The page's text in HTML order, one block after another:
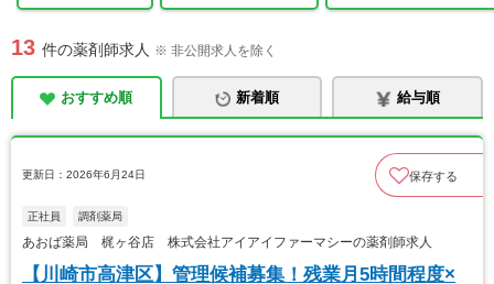
13 件の薬剤師求人 ※ 非公開求人を除く
おすすめ順 新着順 給与順
更新日：2026年6月24日 保存する
正社員 調剤薬局
あおば薬局 梶ヶ谷店 株式会社アイアイファーマシーの薬剤師求人
【川崎市高津区】管理候補募集！残業月5時間程度×